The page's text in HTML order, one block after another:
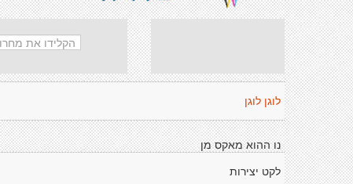
לוגן לוגן
נו ההוא מאקס מן
לקט יצירות